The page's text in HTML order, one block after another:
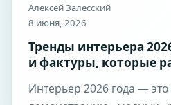
Алексей Залесский
8 июня, 2026
Тренды интерьера
и фактуры, которые
Интерьер 2026 года —